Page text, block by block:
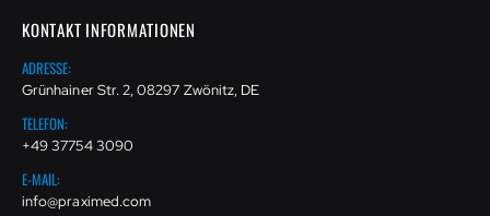
KONTAKT INFORMATIONEN
ADRESSE:
Grünhainer Str. 2, 08297 Zwönitz, DE
TELEFON:
+49 37754 3090
E-MAIL:
info@praximed.com